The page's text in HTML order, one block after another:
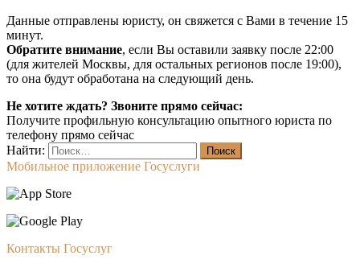
Данные отправлены юристу, он свяжется с Вами в течение 15
минут.
Обратите внимание, если Вы оставили заявку после 22:00
(для жителей Москвы, для остальных регионов после 19:00),
то она будут обработана на следующий день.
Не хотите ждать? Звоните прямо сейчас:
Получите профильную консультацию опытного юриста по
телефону прямо сейчас
Найти:
Мобильное приложение Госуслуги
Контакты Госуслуг